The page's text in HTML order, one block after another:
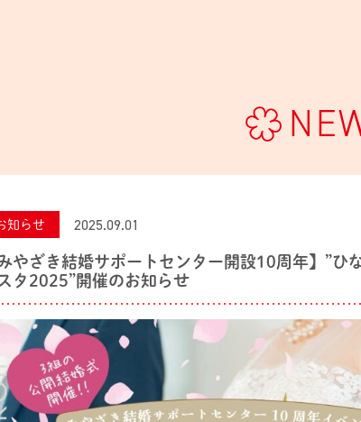
知らせ 2025.09.01
やざき結婚サポートセンター開設10周年】”ひ
タ2025”開催のお知らせ